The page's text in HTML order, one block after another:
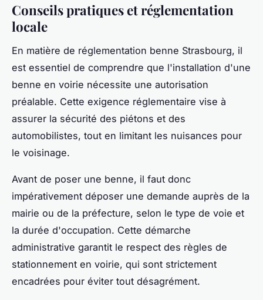
Conseils pratiques et réglementation
locale
En matière de réglementation benne Strasbourg, il
est essentiel de comprendre que l'installation d'une
benne en voirie nécessite une autorisation
préalable. Cette exigence réglementaire vise à
assurer la sécurité des piétons et des
automobilistes, tout en limitant les nuisances pour
le voisinage.
Avant de poser une benne, il faut donc
impérativement déposer une demande auprès de la
mairie ou de la préfecture, selon le type de voie et
la durée d'occupation. Cette démarche
administrative garantit le respect des règles de
stationnement en voirie, qui sont strictement
encadrées pour éviter tout désagrément.